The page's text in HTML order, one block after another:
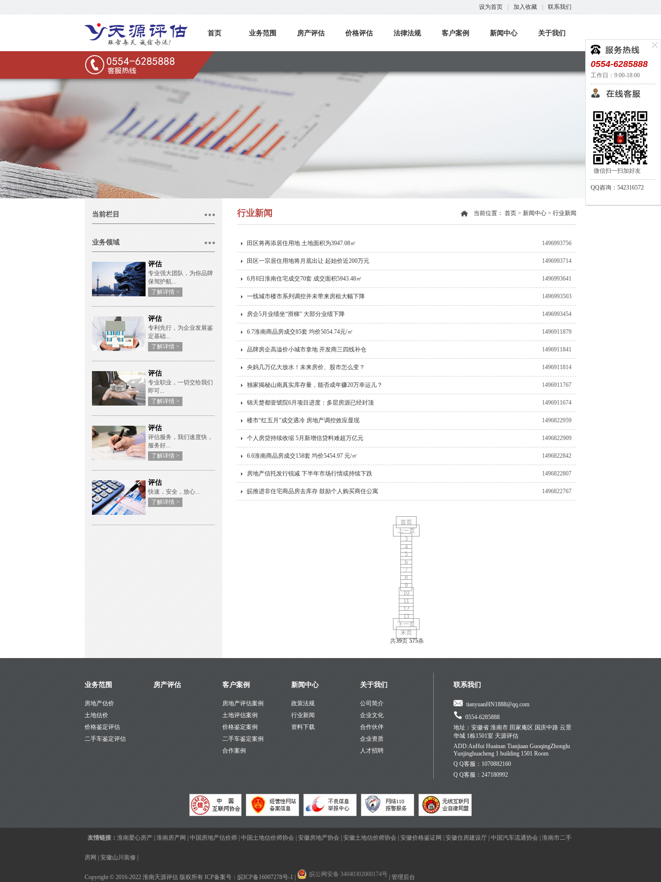
设为首页 加入收藏 联系我们
首页 业务范围 房产评估 价格评估 法律法规 客户案例 新闻中心 关于我们
联系我们
当前栏目
业务领域
评估
专业强大团队，为你品牌
保驾护航...
了解详情 >
评估
专利先行，为企业发展鉴
定基础...
了解详情 >
评估
专业职业，一切交给我们
即可...
了解详情 >
评估
评估服务，我们速度快，
服务好...
了解详情 >
评估
快速，安全，放心...
了解详情 >
行业新闻 当前位置： 首页 > 新闻中心 > 行业新闻
田区将再添居住用地 土地面积为3947.08㎡ 1496993756
田区一宗居住用地将月底出让 起始价近200万元 1496993714
6月8日淮南住宅成交70套 成交面积5943.48㎡ 1496993641
一线城市楼市系列调控并未带来房租大幅下降 1496993503
房企5月业绩坐“滑梯” 大部分业绩下降 1496993454
6.7淮南商品房成交85套 均价5054.74元/㎡ 1496911879
品牌房企高溢价小城市拿地 开发商三四线补仓 1496911841
央妈几万亿大放水！未来房价、股市怎么变？ 1496911814
独家揭秘山南真实库存量，能否成年赚20万幸运儿？ 1496911767
锦天楚都壹號院6月项目进度：多层房源已经封顶 1496911674
楼市“红五月”成交遇冷 房地产调控效应显现 1496822959
个人房贷持续收缩 5月新增信贷料难超万亿元 1496822909
6.6淮南商品房成交158套 均价5454.97 元/㎡ 1496822842
房地产信托发行锐减 下半年市场行情或持续下跌 1496822807
皖推进非住宅商品房去库存 鼓励个人购买商住公寓 1496822767
首页
上一页
3
4
5
6
7
8
9
10
11
12
13
下一页
末页
共39页 575条
业务范围
房地产估价
土地估价
价格鉴定评估
二手车鉴定评估
房产评估 客户案例
房地产评估案例
土地评估案例
价格鉴定案例
二手车鉴定案例
合作案例
新闻中心
政策法规
行业新闻
资料下载
关于我们
公司简介
企业文化
合作伙伴
企业资质
人才招聘
联系我们
tianyuanHN1888@qq.com
0554-6285888
地址：安徽省 淮南市 田家庵区 国庆中路 云景
华城 1栋1501室 天源评估
ADD:AnHui Huainan Tianjiaan GuoqingZhonglu
Yunjinghuacheng 1 building 1501 Room
Q Q客服：1070882160
Q Q客服：247180992
0554-6285888
工作日：9:00-18:00
微信扫一扫加好友
QQ咨询：542316572
友情链接： 淮南爱心房产 淮南房产网 中国房地产估价师 中国土地估价师协会 安徽房地产协会 安徽土地估价师协会 安徽价格鉴证网 安徽住房建设厅 中国汽车流通协会 淮南市二手
房网 安徽山川装修
Copyright © 2016-2022 淮南天源评估 版权所有 ICP备案号： 皖ICP备16007278号-1 皖公网安备 34040302000174号 管理后台